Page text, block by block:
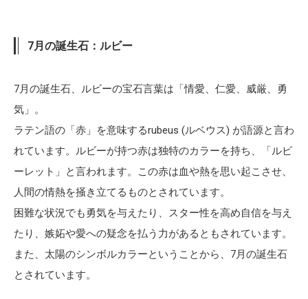
7月の誕生石：ルビー
7月の誕生石、ルビーの宝石言葉は「情愛、仁愛、威厳、勇
気」。
ラテン語の「赤」を意味するrubeus (ルベウス) が語源と言わ
れています。ルビーが持つ赤は独特のカラーを持ち、「ルビ
ーレット」と言われます。この赤は血や熱を思い起こさせ、
人間の情熱を掻き立てるものとされています。
困難な状況でも勇気を与えたり、スター性を高め自信を与え
たり、嫉妬や愛への疑念を払う力があるともされています。
また、太陽のシンボルカラーということから、7月の誕生石
とされています。